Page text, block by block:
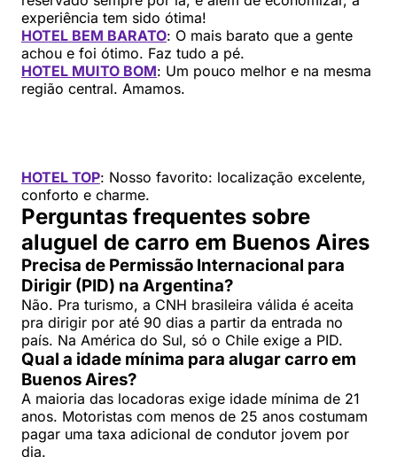
experiência tem sido ótima!
HOTEL BEM BARATO: O mais barato que a gente
achou e foi ótimo. Faz tudo a pé.
HOTEL MUITO BOM: Um pouco melhor e na mesma
região central. Amamos.
HOTEL TOP: Nosso favorito: localização excelente,
conforto e charme.
Perguntas frequentes sobre
aluguel de carro em Buenos Aires
Precisa de Permissão Internacional para
Dirigir (PID) na Argentina?
Não. Pra turismo, a CNH brasileira válida é aceita
pra dirigir por até 90 dias a partir da entrada no
país. Na América do Sul, só o Chile exige a PID.
Qual a idade mínima para alugar carro em
Buenos Aires?
A maioria das locadoras exige idade mínima de 21
anos. Motoristas com menos de 25 anos costumam
pagar uma taxa adicional de condutor jovem por
dia.